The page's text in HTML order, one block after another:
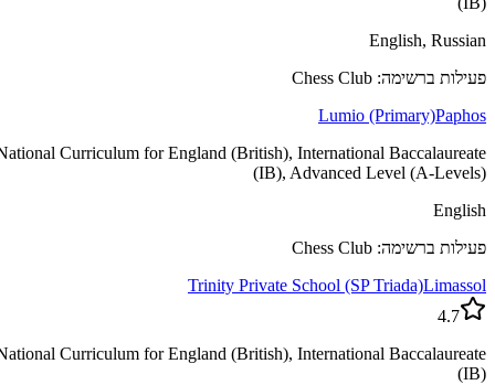
English, Russian
פעילות ברשימה: Chess Club
Lumio (Primary)Paphos
National Curriculum for England (British), International Baccalaureate
(IB), Advanced Level (A-Levels)
English
פעילות ברשימה: Chess Club
Trinity Private School (SP Triada)Limassol
4.7
National Curriculum for England (British), International Baccalaureate
(IB)